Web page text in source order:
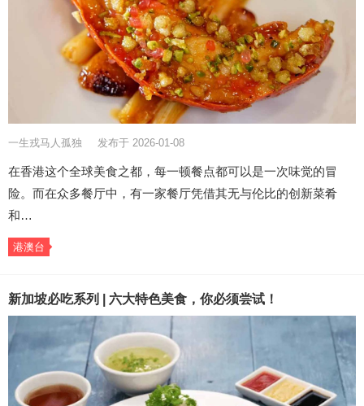
一生戎马人孤独 发布于 2026-01-08
在香港这个全球美食之都，每一顿餐点都可以是一次味觉的冒
险。而在众多餐厅中，有一家餐厅凭借其无与伦比的创新菜肴
和…
港澳台
新加坡必吃系列 | 六大特色美食，你必须尝试！